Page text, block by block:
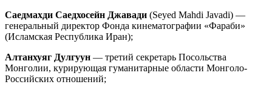
Саедмахди Саедхосейн Джавади (Seyed Mahdi Javadi) —
генеральный директор Фонда кинематографии «Фараби»
(Исламская Республика Иран);
Алтанхуяг Дулгуун — третий секретарь Посольства
Монголии, курирующая гуманитарные области Монголо-
Российских отношений;